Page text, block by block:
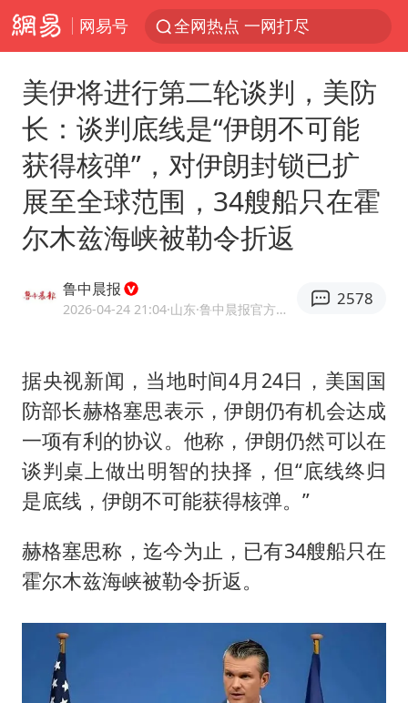
网易号 全网热点 一网打尽
美伊将进行第二轮谈判，美防
长：谈判底线是“伊朗不可能
获得核弹”，对伊朗封锁已扩
展至全球范围，34艘船只在霍
尔木兹海峡被勒令折返
鲁中晨报
2026-04-24 21:04·山东 ·鲁中晨报官方网易号
2578
据央视新闻，当地时间4月24日，美国国
防部长赫格塞思表示，伊朗仍有机会达成
一项有利的协议。他称，伊朗仍然可以在
谈判桌上做出明智的抉择，但“底线终归
是底线，伊朗不可能获得核弹。”
赫格塞思称，迄今为止，已有34艘船只在
霍尔木兹海峡被勒令折返。